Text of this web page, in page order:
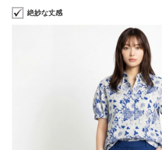
絶妙な丈感